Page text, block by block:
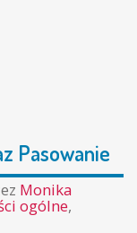
Pasowanie
Monika
ogólne,